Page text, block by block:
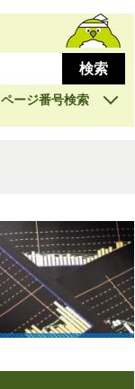
ページ番号検索